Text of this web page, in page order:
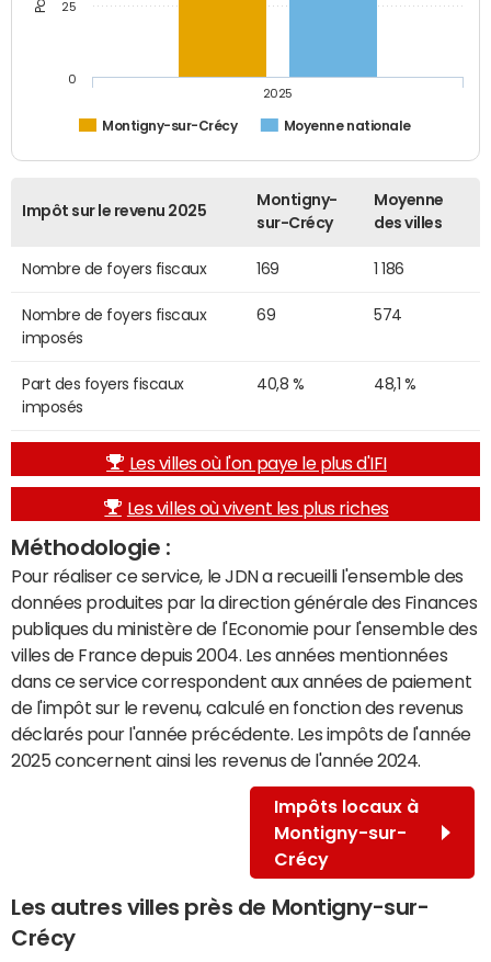
Montigny-sur-Crécy Moyenne nationale
2025
0
25
Impôt sur le revenu 2025
Montigny-
sur-Crécy
Moyenne
des villes
Nombre de foyers fiscaux 169 1 186
Nombre de foyers fiscaux
imposés
69 574
Part des foyers fiscaux
imposés
40,8 % 48,1 %
Les villes où l'on paye le plus d'IFI
Les villes où vivent les plus riches
Méthodologie :
Pour réaliser ce service, le JDN a recueilli l'ensemble des
données produites par la direction générale des Finances
publiques du ministère de l'Economie pour l'ensemble des
villes de France depuis 2004. Les années mentionnées
dans ce service correspondent aux années de paiement
de l'impôt sur le revenu, calculé en fonction des revenus
déclarés pour l'année précédente. Les impôts de l'année
2025 concernent ainsi les revenus de l'année 2024.
Impôts locaux à
Montigny-sur-
Crécy
Les autres villes près de Montigny-sur-
Crécy